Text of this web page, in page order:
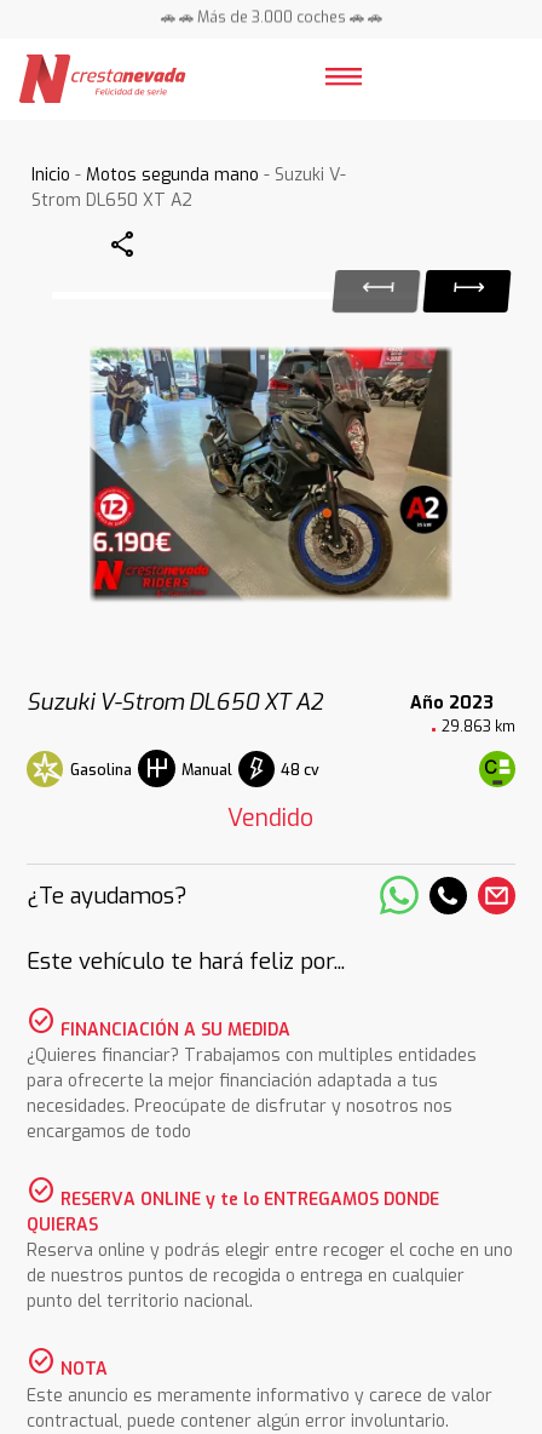
🚗 🚗 Más de 3.000 coches 🚗 🚗
Inicio -Motos segunda mano - Suzuki V-
Strom DL650 XT A2
Share
Suzuki V-Strom DL650 XT A2 Año 2023
29.863 km
Gasolina Manual 48 cv
Vendido
¿Te ayudamos?
Este vehículo te hará feliz por...
check_circle FINANCIACIÓN A SU MEDIDA
¿Quieres financiar? Trabajamos con multiples entidades
para ofrecerte la mejor financiación adaptada a tus
necesidades. Preocúpate de disfrutar y nosotros nos
encargamos de todo
check_circle RESERVA ONLINE y te lo ENTREGAMOS DONDE
QUIERAS
Reserva online y podrás elegir entre recoger el coche en uno
de nuestros puntos de recogida o entrega en cualquier
punto del territorio nacional.
check_circle NOTA
Este anuncio es meramente informativo y carece de valor
contractual, puede contener algún error involuntario.